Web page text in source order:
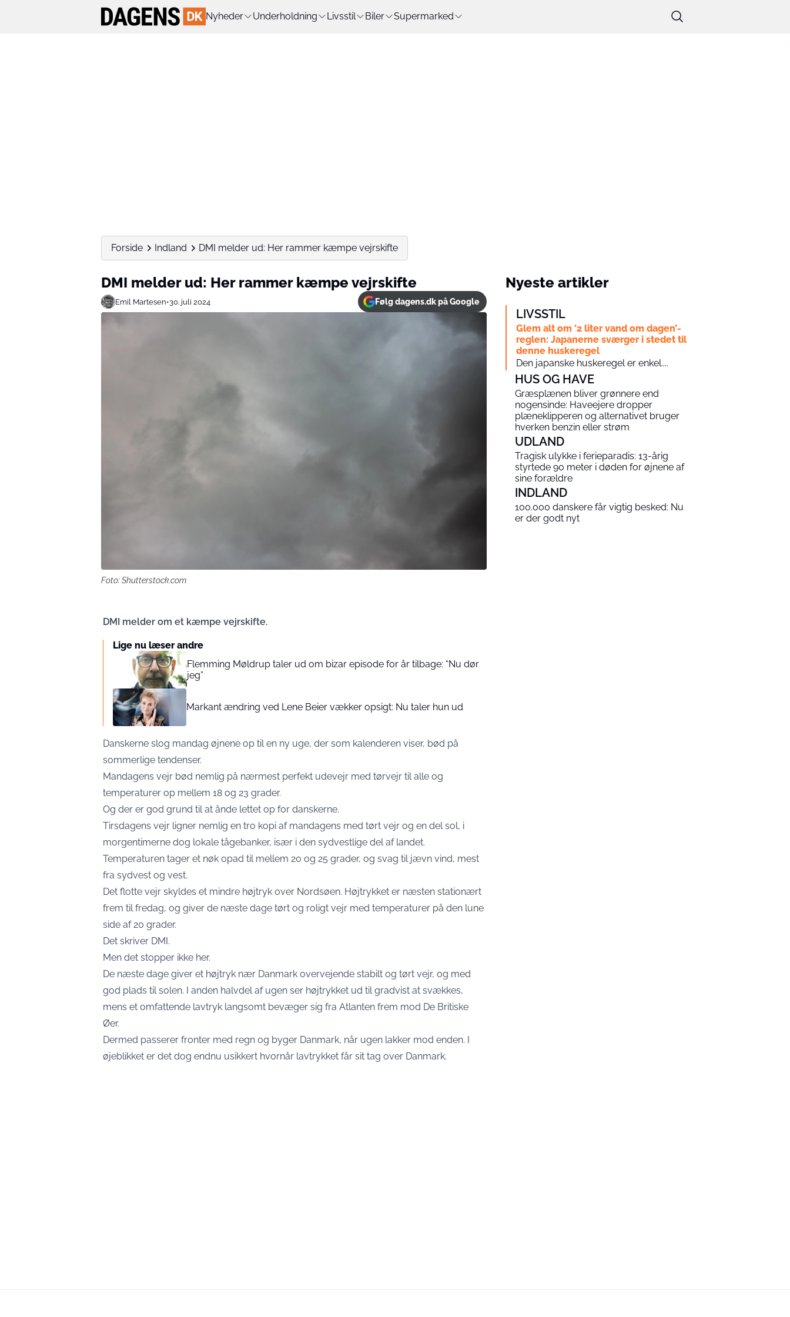
Nyheder Underholdning Livsstil Biler Supermarked
Forside Indland DMI melder ud: Her rammer kæmpe vejrskifte
DMI melder ud: Her rammer kæmpe vejrskifte
Emil Martesen•30. juli 2024 Følg dagens.dk på Google
Foto: Shutterstock.com
DMI melder om et kæmpe vejrskifte.
Lige nu læser andre
Flemming Møldrup taler ud om bizar episode for år tilbage: “Nu dør
jeg”
Markant ændring ved Lene Beier vækker opsigt: Nu taler hun ud
Danskerne slog mandag øjnene op til en ny uge, der som kalenderen viser, bød på
sommerlige tendenser.
Mandagens vejr bød nemlig på nærmest perfekt udevejr med tørvejr til alle og
temperaturer op mellem 18 og 23 grader.
Og der er god grund til at ånde lettet op for danskerne.
Tirsdagens vejr ligner nemlig en tro kopi af mandagens med tørt vejr og en del sol, i
morgentimerne dog lokale tågebanker, især i den sydvestlige del af landet.
Temperaturen tager et nøk opad til mellem 20 og 25 grader, og svag til jævn vind, mest
fra sydvest og vest.
Det flotte vejr skyldes et mindre højtryk over Nordsøen. Højtrykket er næsten stationært
frem til fredag, og giver de næste dage tørt og roligt vejr med temperaturer på den lune
side af 20 grader.
Det skriver DMI.
Men det stopper ikke her.
De næste dage giver et højtryk nær Danmark overvejende stabilt og tørt vejr, og med
god plads til solen. I anden halvdel af ugen ser højtrykket ud til gradvist at svækkes,
mens et omfattende lavtryk langsomt bevæger sig fra Atlanten frem mod De Britiske
Øer.
Dermed passerer fronter med regn og byger Danmark, når ugen lakker mod enden. I
øjeblikket er det dog endnu usikkert hvornår lavtrykket får sit tag over Danmark.
Nyeste artikler
LIVSSTIL
Glem alt om ‘2 liter vand om dagen’-
reglen: Japanerne sværger i stedet til
denne huskeregel
Den japanske huskeregel er enkel....
HUS OG HAVE
Græsplænen bliver grønnere end
nogensinde: Haveejere dropper
plæneklipperen og alternativet bruger
hverken benzin eller strøm
UDLAND
Tragisk ulykke i ferieparadis: 13-årig
styrtede 90 meter i døden for øjnene af
sine forældre
INDLAND
100.000 danskere får vigtig besked: Nu
er der godt nyt